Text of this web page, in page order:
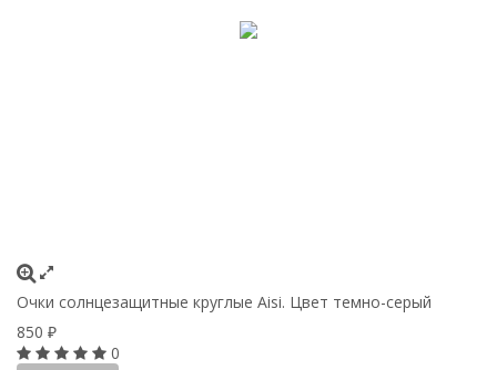
Очки солнцезащитные круглые Aisi. Цвет темно-серый
850 ₽
0